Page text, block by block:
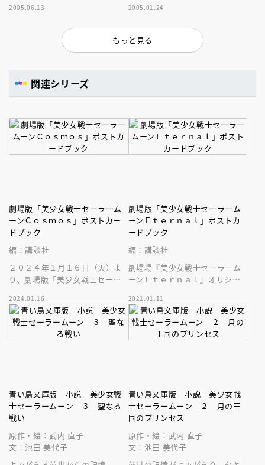
2005.06.13 2005.01.24
もっと見る
関連シリーズ
劇場版「美少女戦士セーラーム
ーンＣｏｓｍｏｓ」ポストカー
ドブック
編：講談社
２０２４年１月１６日（火）よ
り、劇場版「美少女戦士セーラ
ポストカードブックが発売中で
す！
2024.01.16
劇場版「美少女戦士セーラーム
ーンＥｔｅｒｎａｌ」ポストカ
ードブック
編：講談社
劇場場『美少女戦士セーラーム
ーンＥｔｅｒｎａｌ』オリジナ
ードが２０枚！１０戦士はもち
ろん名場面も
2021.01.11
青い鳥文庫版 小説 美少女戦
士セーラームーン ３ 聖なる
戦い
原作・絵：武内 直子
文：池田 美代子
青い鳥文庫版 小説 美少女戦
士セーラームーン ２ 月の王
国のプリンセス
原作・絵：武内 直子
文：池田 美代子